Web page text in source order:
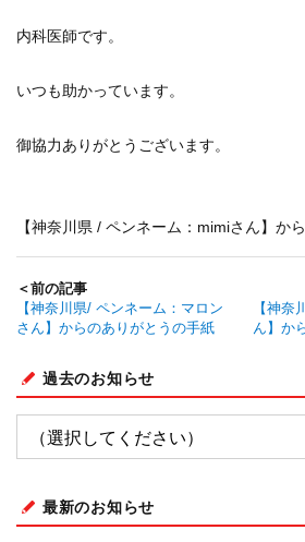
内科医師です。
いつも助かっています。
御協力ありがとうございます。
【神奈川県 / ペンネーム：mimiさん】か
＜前の記事
【神奈川県/ ペンネーム：マロン
さん】からのありがとうの手紙
【神奈
ん】か
過去のお知らせ
最新のお知らせ